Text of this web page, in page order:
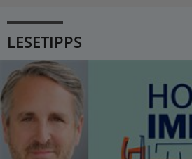
LESETIPPS